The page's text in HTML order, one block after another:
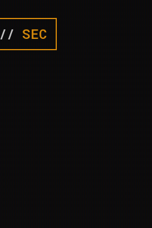
// SEC